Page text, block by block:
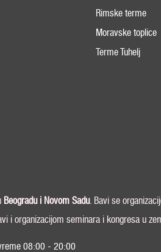
Rimske terme
Moravske toplice
Terme Tuhelj
Beogradu i Novom Sadu. Bavi se
i organizacijom seminara i kongresa u
08:00 - 20:00